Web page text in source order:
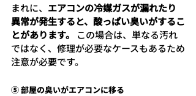
まれに、 エアコンの冷媒ガスが漏れたり
異常が発生すると、酸っぱい臭いがするこ
とがあります。
この場合は、単なる汚れ
ではなく、修理が必要なケースもあるため
注意が必要です。
⑤ 部屋の臭いがエアコンに移る